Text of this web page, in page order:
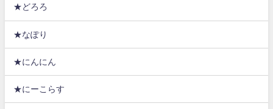
★どろろ
★なぽり
★にんにん
★にーこらす